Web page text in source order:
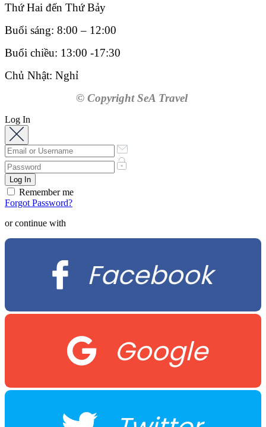
Thứ Hai đến Thứ Bảy
Buổi sáng: 8:00 – 12:00
Buổi chiều: 13:00 -17:30
Chủ Nhật: Nghỉ
© Copyright SeA Travel
Log In
Remember me
Forgot Password?
or continue with
Facebook
Google